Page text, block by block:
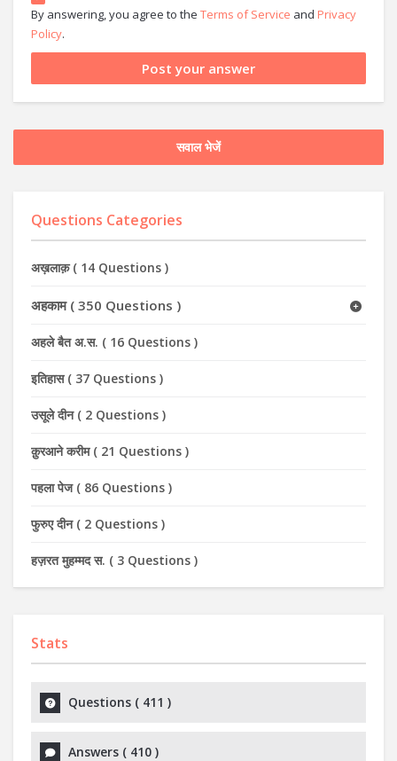
By answering, you agree to the Terms of Service and Privacy
Policy.
सवाल भेजें
Questions Categories
अख़लाक़( 14 Questions )
अहकाम ( 350 Questions )
अहले बैत अ.स. ( 16 Questions )
इतिहास ( 37 Questions )
उसूले दीन ( 2 Questions )
क़ुरआने करीम ( 21 Questions )
पहला पेज ( 86 Questions )
फुरुए दीन ( 2 Questions )
हज़रत मुहम्मद स. ( 3 Questions )
Stats
Questions ( 411 )
Answers ( 410 )